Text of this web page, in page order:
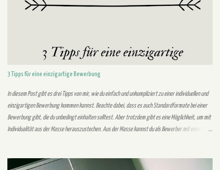
3 Tipps für eine einzigartige Bewerbung
In diesem Post gibt es drei Tipps von mir, wie du einfach und unkompliziert zu einer individuellen und
einzigartigen Bewerbung kommen kannst. Beachte dabei, dass es auch Standardformate bei einer
Bewerbung gibt, die du unbedingt einhalten solltest. Aber trotzdem gibt es eine Möglichkeit, um mit
Individualität aus der Masse herauszustechen. Aus der Masse kannst du als Bewerber mit einer
können dich bei der Erstellung einer einzigartigen Bewerbung unterstützen: 1. Schreibe keine